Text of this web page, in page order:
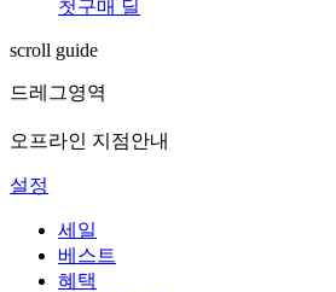
첫구매 딜
scroll guide
드레그영역
오프라인 지점안내
설정
세일
베스트
혜택